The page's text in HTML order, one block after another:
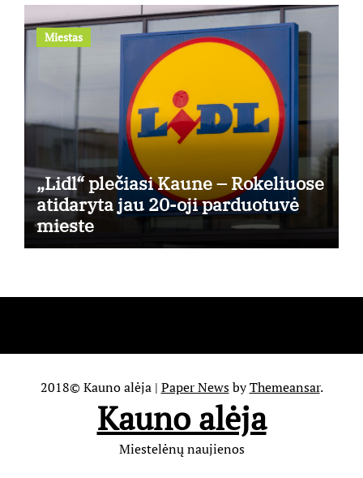
Miestas
„Lidl“ plečiasi Kaune – Rokeliuose
atidaryta jau 20-oji parduotuvė
mieste
2018© Kauno alėja | Paper NewsbyThemeansar.
Kauno alėja
Miestelėnų naujienos